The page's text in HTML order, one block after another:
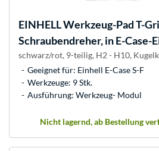
EINHELLWerkzeug-Pad T-
Schraubendreher, in E-Case-
schwarz/rot, 9-teilig, H2 - H10,
Geeignet für: Einhell E-Case S-F
Werkzeuge: 9 Stk.
Ausführung: Werkzeug- Modul
Nicht lagernd, ab Bestellung